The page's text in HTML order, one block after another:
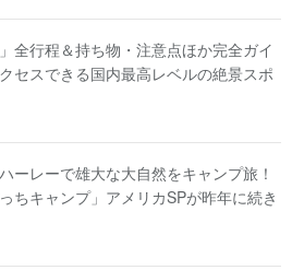
全行程＆持ち物・注意点ほか完全ガイ
セスできる国内最高レベルの絶景スポ
ーレーで雄大な大自然をキャンプ旅！
ちキャンプ」アメリカSPが昨年に続き